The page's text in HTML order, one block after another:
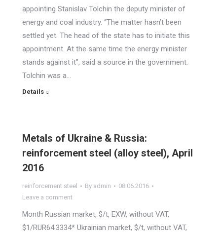
appointing Stanislav Tolchin the deputy minister of
energy and coal industry. “The matter hasn’t been
settled yet. The head of the state has to initiate this
appointment. At the same time the energy minister
stands against it”, said a source in the government.
Tolchin was a…
Details
Metals of Ukraine & Russia:
reinforcement steel (alloy steel), April
2016
reinforcement steel By admin
08.06.2016
Leave a comment
Month Russian market, $/t, EXW, without VAT,
$1/RUR64.3334* Ukrainian market, $/t, without VAT,